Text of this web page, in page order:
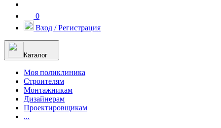
0
Вход / Регистрация
Каталог
Моя поликлиника
Строителям
Монтажникам
Дизайнерам
Проектировщикам
...